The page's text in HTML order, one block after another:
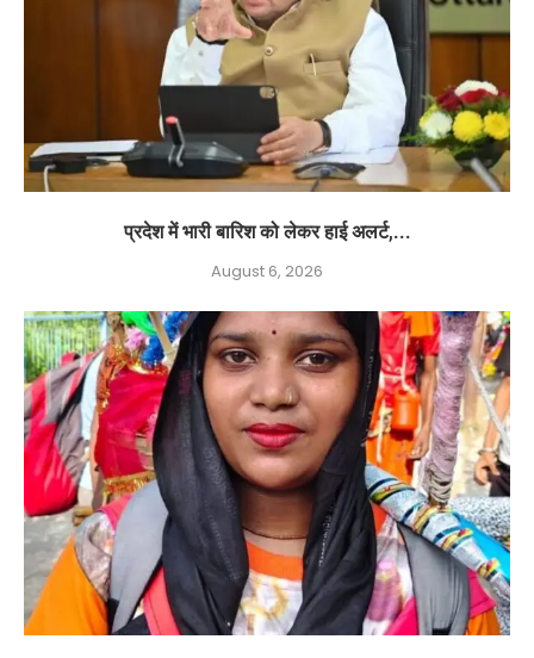
प्रदेश में भारी बारिश को लेकर हाई अलर्ट,...
August 6, 2026